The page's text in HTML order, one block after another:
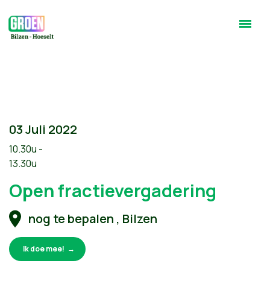
03 Juli 2022
10.30u -
13.30u
Open fractievergadering
nog te bepalen , Bilzen
Ik doe mee!